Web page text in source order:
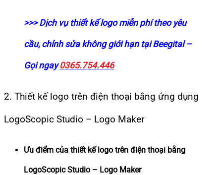
>>> Dịch vụ thiết kế logo miễn phí theo yêu
cầu, chỉnh sửa không giới hạn tại Beegital –
Gọi ngay0365.754.446
2. Thiết kế logo trên điện thoại bằng ứng dụng
LogoScopic Studio – Logo Maker
Ưu điểm của thiết kế logo trên điện thoại bằng
LogoScopic Studio – Logo Maker